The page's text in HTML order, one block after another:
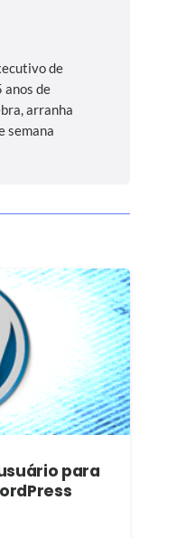
de
anos de
arranha
semana
para